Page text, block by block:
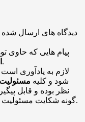
دیدگاه های ارسال
پیام هایی که حاوی
باشد منتشر نخواهد شد.
لازم به یادآوری
شود و کلیه
نظر بوده و قابل
گونه شکایت مسئولیت بر عهده شخص نظر دهنده خواهد بود.